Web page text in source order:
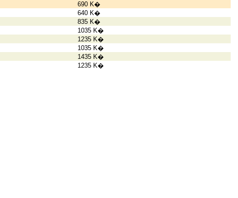
690 K�
640 K�
835 K�
1035 K�
1235 K�
1035 K�
1435 K�
1235 K�